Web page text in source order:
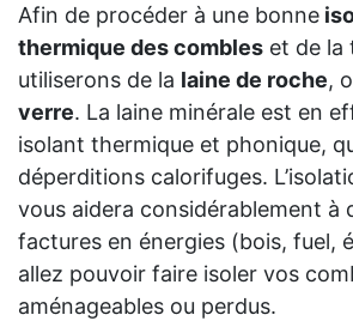
Afin de procéder à une bonne
thermique des combles et de la
utiliserons de la laine de roche,
verre. La laine minérale est en
isolant thermique et phonique,
déperditions calorifuges.
vous aidera considérablement à
factures en énergies (bois, fuel,
allez pouvoir faire isoler vos
aménageables ou perdus.